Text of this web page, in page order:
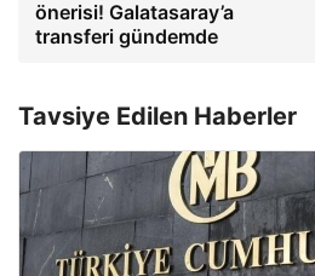
önerisi! Galatasaray’a
transferi gündemde
Tavsiye Edilen Haberler